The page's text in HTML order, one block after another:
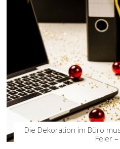
Die Dekoration im Büro
Feier